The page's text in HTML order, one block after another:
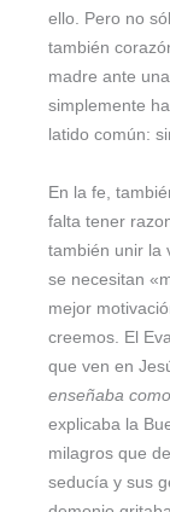
ello. Pero no
también
madre ante
simplemente
latido común:
En la fe,
falta tener
también unir la
se necesitan
mejor
creemos. El
que ven en
enseñaba
explicaba la
milagros que
seducía y sus